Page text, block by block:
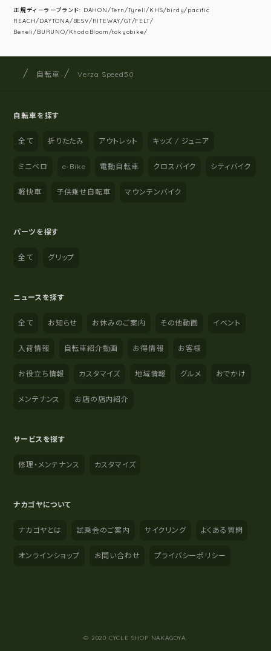
正規ディーラーブランド: DAHON/Tern/Tyrell/KHS/birdy/pacific
REACH/DAYTONA/BESV/RITEWAY/GT/FELT/
Beneli/BURUNO/KhodaBloom/tokyobike/
サイト内の現在地
サイクルショップナカゴヤ
自転車 Verza Speed50
自転車を探す
全て 折りたたみ アウトレット キッズ / ジュニア
ミニベロ e-Bike 電動自転車 クロスバイク シティバイク
軽快車 子供乗せ自転車 マウンテンバイク
パーツを探す
全て グリップ
ニュースを探す
全て お知らせ お休みのご案内 その他動画 イベント
入荷情報 自転車紹介動画 お得情報 お客様
お役立ち情報 カスタマイズ 地域情報 グルメ おでかけ
メンテナンス お店の店内紹介
サービスを探す
修理・メンテナンス カスタマイズ
ナカゴヤについて
ナカゴヤとは 試乗会のご案内 サイクリング よくある質問
オンラインショップ お問い合わせ プライバシーポリシー
© 2020 CYCLE SHOP NAKAGOYA.